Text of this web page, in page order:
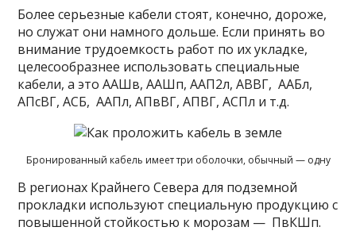
Более серьезные кабели стоят, конечно, дороже,
но служат они намного дольше. Если принять во
внимание трудоемкость работ по их укладке,
целесообразнее использовать специальные
кабели, а это ААШв, ААШп, ААП2л, АВВГ, ААБл,
АПсВГ, АСБ, ААПл, АПвВГ, АПВГ, АСПл и т.д.
Бронированный кабель имеет три оболочки, обычный — одну
В регионах Крайнего Севера для подземной
прокладки используют специальную продукцию с
повышенной стойкостью к морозам — ПвКШп.